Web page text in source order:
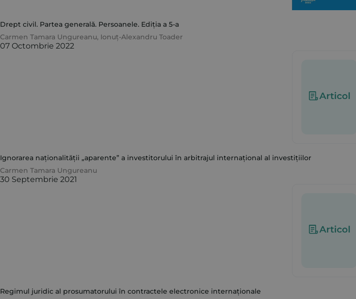
Drept civil. Partea generală. Persoanele. Ediția a 5-a
Carmen Tamara Ungureanu, Ionuț-Alexandru Toader
07 Octombrie 2022
Ignorarea naționalității „aparente” a investitorului în arbitrajul internațional al investițiilor
Carmen Tamara Ungureanu
30 Septembrie 2021
Regimul juridic al prosumatorului în contractele electronice internaționale